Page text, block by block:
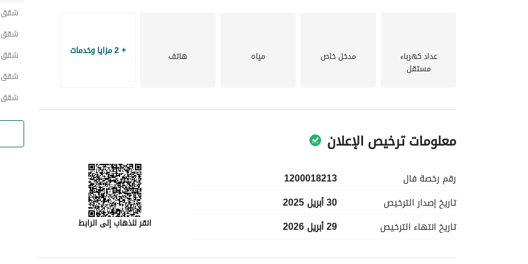
العقار. قد تكون هذه هي مكانك الجديد أو خيار استثماري ذكي. تصرف الآن قبل فوات الأوان!
عداد كهرباء
مستقل
مدخل خاص مياه هاتف + 2 مزايا وخدمات
معلومات ترخيص الإعلان
رقم رخصة فال
1200018213
تاريخ إصدار الترخيص
30 أبريل 2025
تاريخ انتهاء الترخيص 29 أبريل 2026 انقر للذهاب إلى الرابط
شقق
شقق
شقق
شقق
شقق